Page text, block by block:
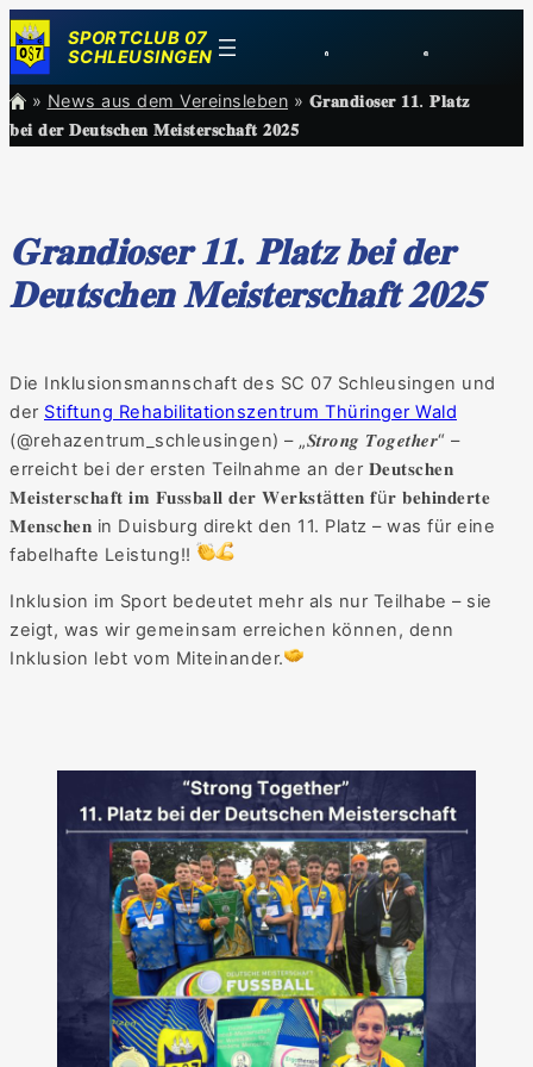
Zum
Inhalt
springen
SPORTCLUB 07
SCHLEUSINGEN
» News aus dem Vereinsleben » 𝐆𝐫𝐚𝐧𝐝𝐢𝐨𝐬𝐞𝐫 𝟏𝟏. 𝐏𝐥𝐚𝐭𝐳
𝐛𝐞𝐢 𝐝𝐞𝐫 𝐃𝐞𝐮𝐭𝐬𝐜𝐡𝐞𝐧 𝐌𝐞𝐢𝐬𝐭𝐞𝐫𝐬𝐜𝐡𝐚𝐟𝐭 𝟐𝟎𝟐𝟓
𝐆𝐫𝐚𝐧𝐝𝐢𝐨𝐬𝐞𝐫 𝟏𝟏. 𝐏𝐥𝐚𝐭𝐳 𝐛𝐞𝐢 𝐝𝐞𝐫
𝐃𝐞𝐮𝐭𝐬𝐜𝐡𝐞𝐧 𝐌𝐞𝐢𝐬𝐭𝐞𝐫𝐬𝐜𝐡𝐚𝐟𝐭 𝟐𝟎𝟐𝟓
Die Inklusionsmannschaft des SC 07 Schleusingen und
der Stiftung Rehabilitationszentrum Thüringer Wald
(@rehazentrum_schleusingen) – „𝑺𝒕𝒓𝒐𝒏𝒈 𝑻𝒐𝒈𝒆𝒕𝒉𝒆𝒓“ –
erreicht bei der ersten Teilnahme an der 𝐃𝐞𝐮𝐭𝐬𝐜𝐡𝐞𝐧
𝐌𝐞𝐢𝐬𝐭𝐞𝐫𝐬𝐜𝐡𝐚𝐟𝐭 𝐢𝐦 𝐅𝐮𝐬𝐬𝐛𝐚𝐥𝐥 𝐝𝐞𝐫 𝐖𝐞𝐫𝐤𝐬𝐭ä𝐭𝐭𝐞𝐧 𝐟ü𝐫 𝐛𝐞𝐡𝐢𝐧𝐝𝐞𝐫𝐭𝐞
𝐌𝐞𝐧𝐬𝐜𝐡𝐞𝐧 in Duisburg direkt den 11. Platz – was für eine
fabelhafte Leistung!!
Inklusion im Sport bedeutet mehr als nur Teilhabe – sie
zeigt, was wir gemeinsam erreichen können, denn
Inklusion lebt vom Miteinander.